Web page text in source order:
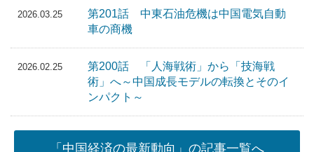
2026.03.25
第201話 中東石油危機は中国電気自動
車の商機
2026.02.25
第200話 「人海戦術」から「技海戦
術」へ～中国成長モデルの転換とそのイ
ンパクト～
「中国経済の最新動向」の記事一覧へ